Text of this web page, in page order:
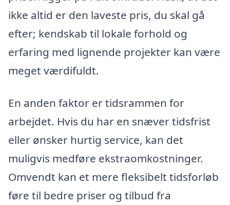
ikke altid er den laveste pris, du skal gå
efter; kendskab til lokale forhold og
erfaring med lignende projekter kan være
meget værdifuldt.
En anden faktor er tidsrammen for
arbejdet. Hvis du har en snæver tidsfrist
eller ønsker hurtig service, kan det
muligvis medføre ekstraomkostninger.
Omvendt kan et mere fleksibelt tidsforløb
føre til bedre priser og tilbud fra